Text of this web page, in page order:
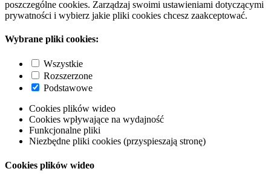
poszczególne cookies. Zarządzaj swoimi ustawieniami dotyczącymi
prywatności i wybierz jakie pliki cookies chcesz zaakceptować.
Wybrane pliki cookies:
Wszystkie
Rozszerzone
Podstawowe
Cookies plików wideo
Cookies wpływające na wydajność
Funkcjonalne pliki
Niezbędne pliki cookies (przyspieszają stronę)
Cookies plików wideo